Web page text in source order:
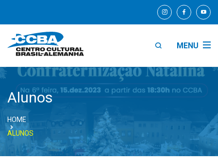
MENU
Alunos
HOME
ALUNOS